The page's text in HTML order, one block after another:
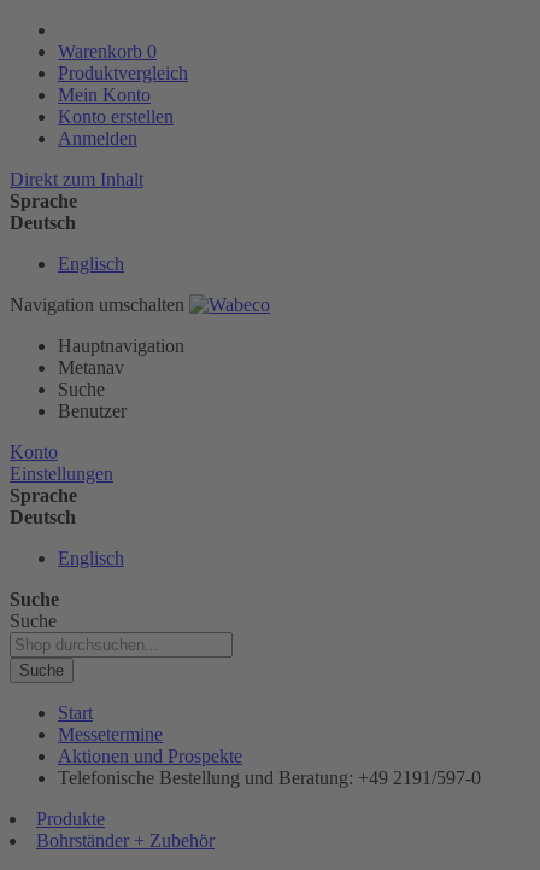
Warenkorb 0
Produktvergleich
Mein Konto
Konto erstellen
Anmelden
Direkt zum Inhalt
Sprache
Deutsch
Englisch
Navigation umschalten
Hauptnavigation
Metanav
Suche
Benutzer
Konto
Einstellungen
Sprache
Deutsch
Englisch
Suche
Suche
Suche
Start
Messetermine
Aktionen und Prospekte
Telefonische Bestellung und Beratung: +49 2191/597-0
Produkte
Bohrständer + Zubehör